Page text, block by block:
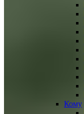
Кому